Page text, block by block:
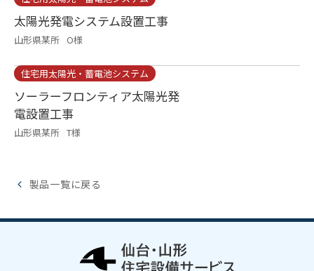
太陽光発電システム設置工事
山形県某所 O様
住宅用太陽光・蓄電池システム
ソーラーフロンティア太陽光発
電設置工事
山形県某所 T様
製品一覧に戻る